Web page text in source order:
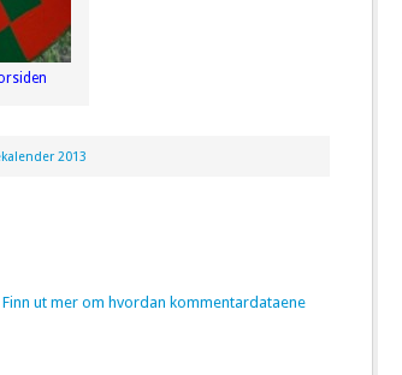
2013
Finn ut mer om hvordan kommentardataene